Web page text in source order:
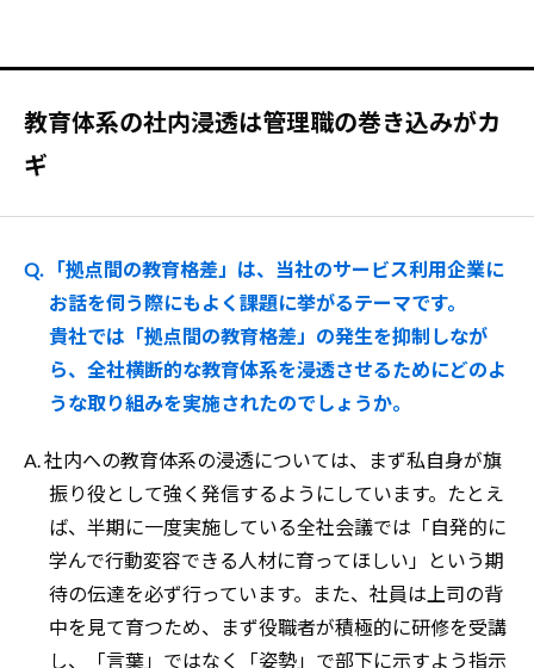
教育体系の社内浸透は管理職の巻き込みがカ
ギ
Q. 「拠点間の教育格差」は、当社のサービス利用企業に
お話を伺う際にもよく課題に挙がるテーマです。
貴社では「拠点間の教育格差」の発生を抑制しなが
ら、全社横断的な教育体系を浸透させるためにどのよ
うな取り組みを実施されたのでしょうか。
A. 社内への教育体系の浸透については、まず私自身が旗
振り役として強く発信するようにしています。たとえ
ば、半期に一度実施している全社会議では「自発的に
学んで行動変容できる人材に育ってほしい」という期
待の伝達を必ず行っています。また、社員は上司の背
中を見て育つため、まず役職者が積極的に研修を受講
し、「言葉」ではなく「姿勢」で部下に示すよう指示